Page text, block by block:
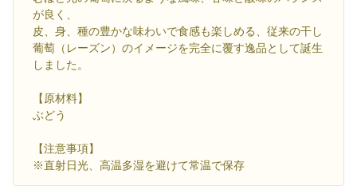
が良く、
皮、身、種の豊かな味わいで食感も楽しめる、従来の干し
葡萄（レーズン）のイメージを完全に覆す逸品として誕生
しました。
【原材料】
ぶどう
【注意事項】
※直射日光、高温多湿を避けて常温で保存